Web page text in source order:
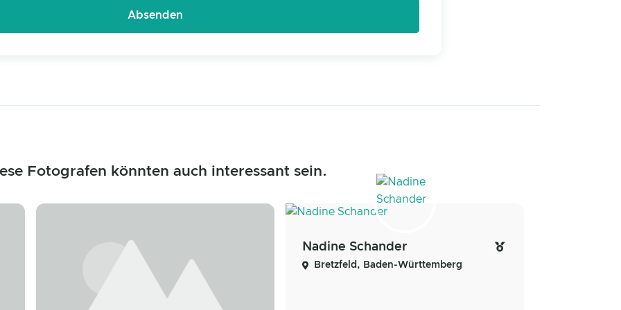
Fotografen könnten auch interessant sein.
Nadine Schander
Bretzfeld, Baden-Württemberg